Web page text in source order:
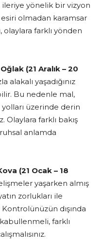
yönelik bir vizyon
esiri olmadan karamsar
farklı yönden
(21 Aralık – 20
alakalı yaşadığınız
Bu nedenle mal,
üzerinde derin
farklı bakış
ruhsal anlamda
(21 Ocak – 18
yaşarken almış
zorlukları ile
dışında
farklı